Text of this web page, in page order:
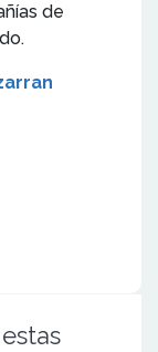
de